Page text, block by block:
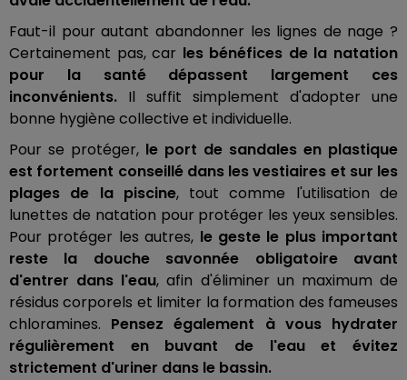
Faut-il pour autant abandonner les lignes de nage ?
Certainement pas, car les bénéfices de la natation
pour la santé dépassent largement ces
inconvénients. Il suffit simplement d'adopter une
bonne hygiène collective et individuelle.
Pour se protéger, le port de sandales en plastique
est fortement conseillé dans les vestiaires et sur les
plages de la piscine, tout comme l'utilisation de
lunettes de natation pour protéger les yeux sensibles.
Pour protéger les autres, le geste le plus important
reste la douche savonnée obligatoire avant
d'entrer dans l'eau, afin d'éliminer un maximum de
résidus corporels et limiter la formation des fameuses
chloramines. Pensez également à vous hydrater
régulièrement en buvant de l'eau et évitez
strictement d'uriner dans le bassin.